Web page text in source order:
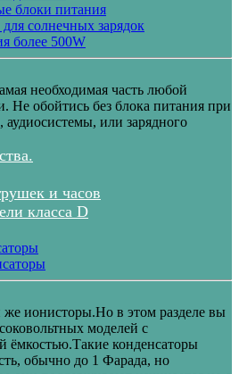
блоки питания
солнечных зарядок
более 500W
необходимая часть любой
Не обойтись без блока питания при
аудиосистемы, или зарядного
и часов
класса D
ионисторы.Но в этом разделе вы
моделей с
ёмкостью.Такие конденсаторы
обычно до 1 Фарада, но